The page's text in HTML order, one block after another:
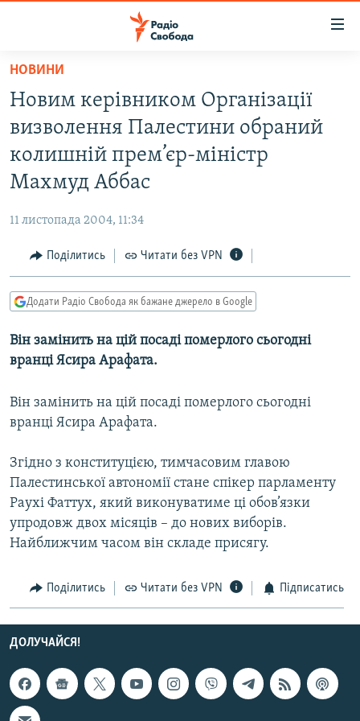
Перейти
основного
матеріалу
до
основної
Перейти
пошукуКУЛЬТУРА
СПОРТ
СВІТ
ВІЙНА
ДОНБАС.РЕАЛІЇ
КРИМ.РЕАЛІЇ
ТИ ЯК?
КИТАЙ.ВИКЛИКИ
ФОТО
СПЕЦПРОЄКТИ
ПОДКАСТИ
КРИМ РЕАЛІЇ
РУС
КТАТ
ДОЛУЧАЙСЯ!
НОВИНИ
Новим керівником Організації
визволення Палестини обраний
колишній прем’єр-міністр
Махмуд Аббас
11 листопада 2004, 11:34
Поділитись Читати без VPN
Додати Радіо Свобода як бажане джерело в Google
Він замінить на цій посаді померлого сьогодні
вранці Ясира Арафата.
Він замінить на цій посаді померлого сьогодні
вранці Ясира Арафата.
Згідно з конституцією, тимчасовим главою
Палестинської автономії стане спікер парламенту
Раухі Фаттух, який виконуватиме ці обов’язки
упродовж двох місяців – до нових виборів.
Найближчим часом він складе присягу.
Поділитись Читати без VPN Підписатись
ДОЛУЧАЙСЯ!